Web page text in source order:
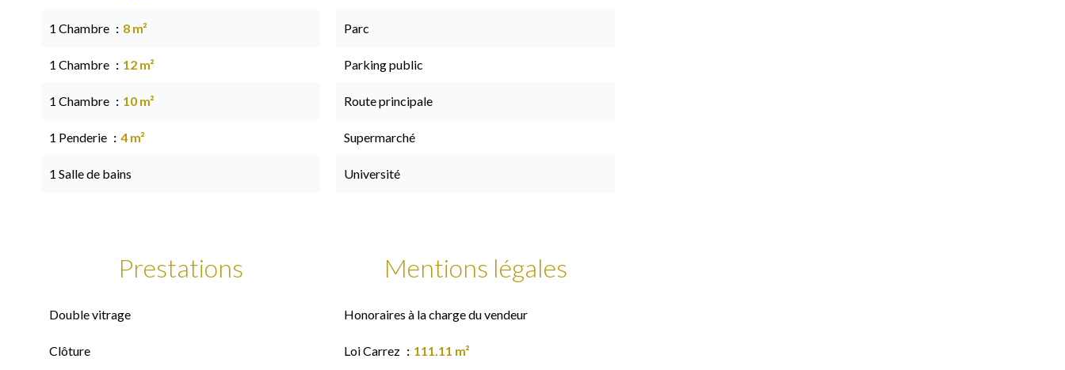
1 Chambre 8 m²
1 Chambre 12 m²
1 Chambre 10 m²
1 Penderie 4 m²
1 Salle de bains
Parc
Parking public
Route principale
Supermarché
Université
Prestations
Double vitrage
Clôture
Mentions légales
Honoraires à la charge du vendeur
Loi Carrez 111.11 m²